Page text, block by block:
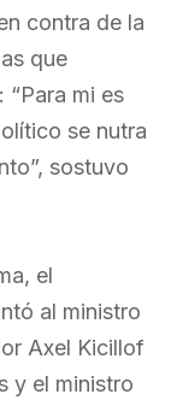
contra de la
que
mi es
se nutra
sostuvo
el
al ministro
Axel Kicillof
y el ministro